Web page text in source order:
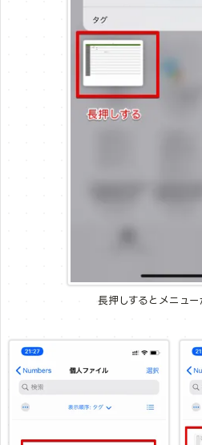
長押しするとメニュ